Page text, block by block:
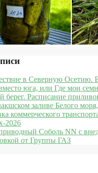
в Северную Осетию.
юга, или Где мои
берег. Расписание
заливе Белого
коммерческого
2026
Соболь NN с
от Группы ГАЗ